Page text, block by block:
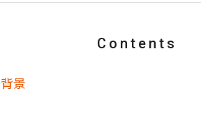
Contents
景